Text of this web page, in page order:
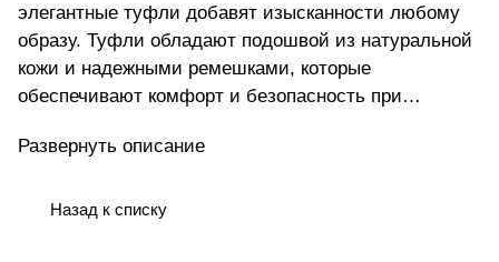
элегантные туфли добавят изысканности любому
образу. Туфли обладают подошвой из натуральной
кожи и надежными ремешками, которые
обеспечивают комфорт и безопасность при
наряды, позволяя выглядеть стильно и
Кроме того, изящные детали и каблук создают
Развернуть описание
Назад к списку